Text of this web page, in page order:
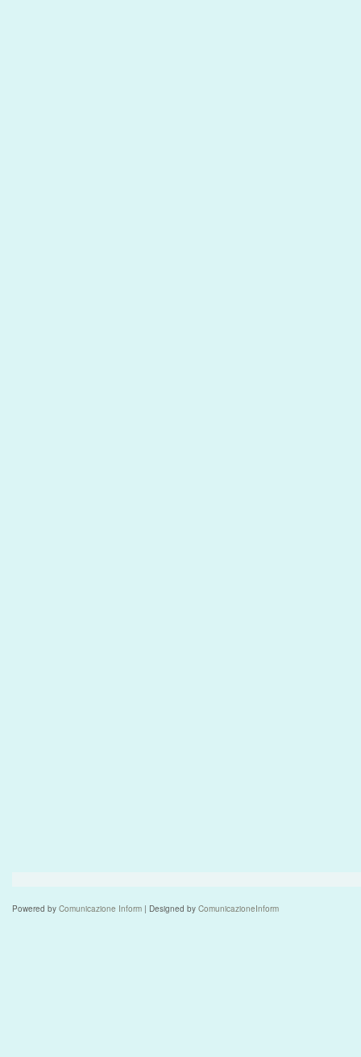
Powered by Comunicazione Inform | Designed by ComunicazioneInform